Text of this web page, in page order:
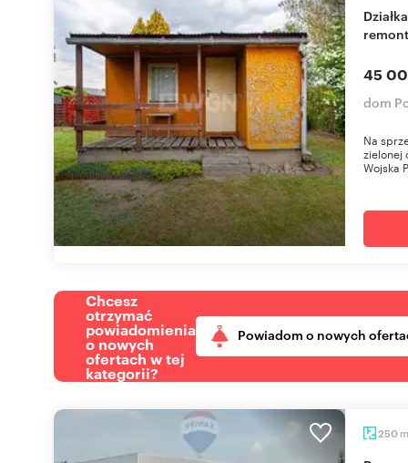
Działka rekreacyjna 300 m² z domkiem do
45
dom
Na
zielonej
Wojska
Chcesz
otrzymać
powiadomienia
o nowych
ofertach w tej
kategorii?
Powiadom o nowych
250 m